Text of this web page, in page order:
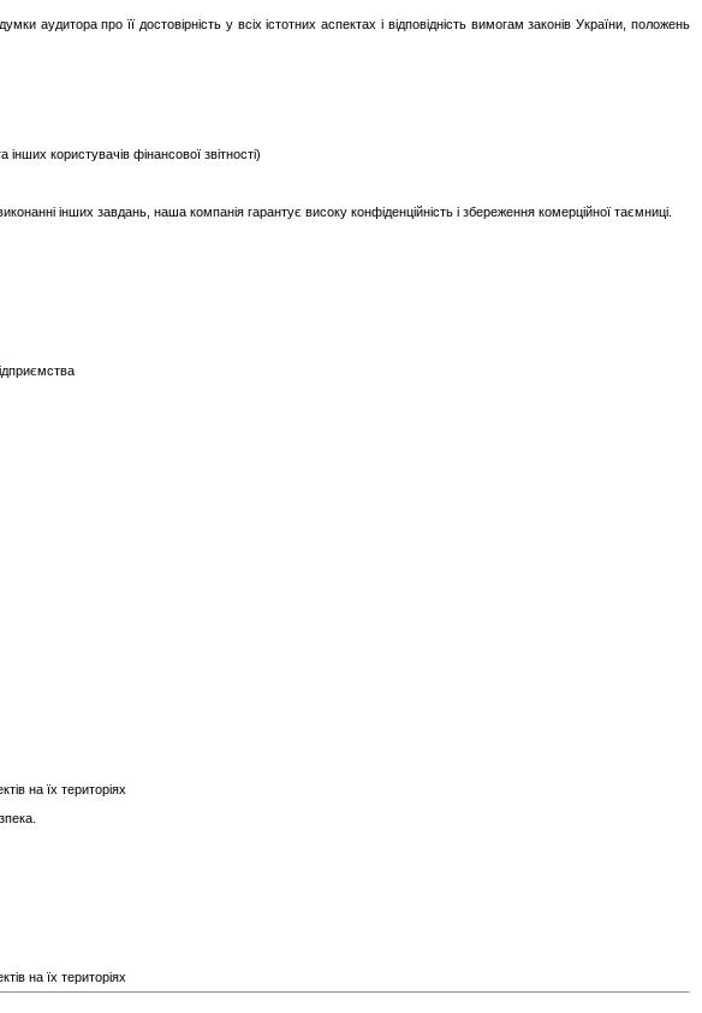
аудитора про її достовірність у всіх істотних аспектах і відповідність вимогам законів України, положень
користувачів фінансової звітності)
інших завдань, наша компанія гарантує високу конфіденційність і збереження комерційної таємниці.
на їх територіях
на їх територіях